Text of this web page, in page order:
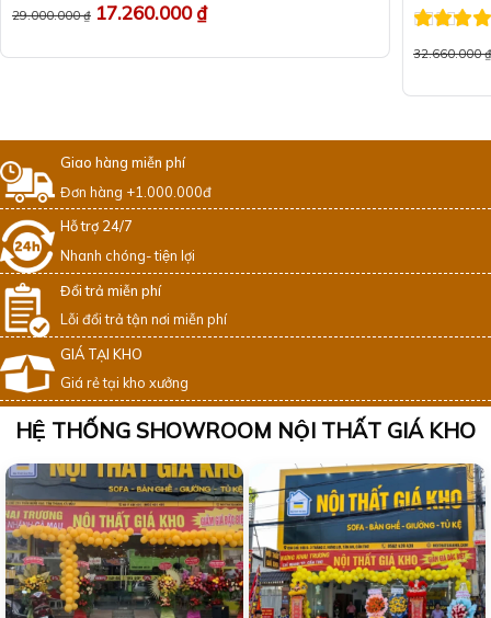
29.000.000₫ 17.260.000₫
hạng55
32.660.000
Giao hàng miễn phí
Đơn hàng +1.000.000đ
Hỗ trợ 24/7
Nhanh chóng- tiện lợi
Đổi trả miễn phí
Lỗi đổi trả tận nơi miễn phí
GIÁ TẠI KHO
Giá rẻ tại kho xưởng
HỆ THỐNG SHOWROOM NỘI THẤT GIÁ KHO